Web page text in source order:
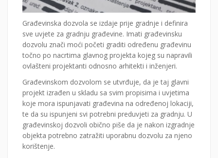
Građevinska dozvola se izdaje prije gradnje i definira
sve uvjete za gradnju građevine. Imati građevinsku
dozvolu znači moći početi graditi određenu građevinu
točno po nacrtima glavnog projekta kojeg su napravili
ovlašteni projektanti odnosno arhitekti i inženjeri.
Građevinskom dozvolom se utvrđuje, da je taj glavni
projekt izrađen u skladu sa svim propisima i uvjetima
koje mora ispunjavati građevina na određenoj lokaciji,
te da su ispunjeni svi potrebni preduvjeti za gradnju. U
građevinskoj dozvoli obično piše da je nakon izgradnje
objekta potrebno zatražiti uporabnu dozvolu za njeno
korištenje.